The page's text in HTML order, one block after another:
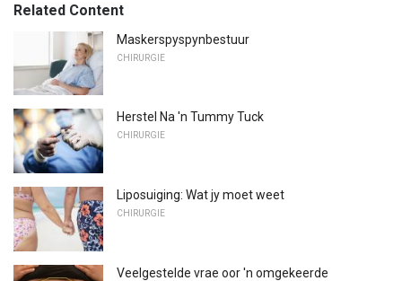
Related Content
Maskerspyspynbestuur
CHIRURGIE
Herstel Na 'n Tummy Tuck
CHIRURGIE
Liposuiging: Wat jy moet weet
CHIRURGIE
Veelgestelde vrae oor 'n omgekeerde